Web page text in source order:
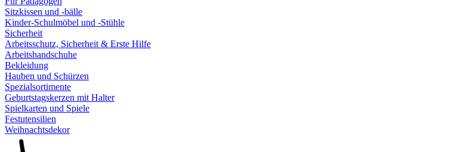
Sitzkissen und -bälle
Kinder-Schulmöbel und -Stühle
Sicherheit
Arbeitsschutz, Sicherheit & Erste Hilfe
Arbeitshandschuhe
Bekleidung
Hauben und Schürzen
Spezialsortimente
Geburtstagskerzen mit Halter
Spielkarten und Spiele
Festutensilien
Weihnachtsdekor